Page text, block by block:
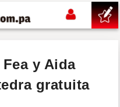
y Aida
gratuita